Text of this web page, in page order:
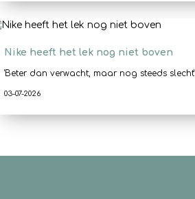
Nike heeft het lek nog niet boven
'Beter dan verwacht, maar nog steeds slecht'
03-07-2026